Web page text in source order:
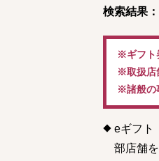
検索結果
※ギフト
※取扱店
※諸般の
eギフト
部店舗